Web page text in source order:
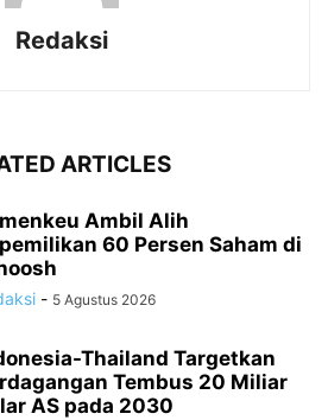
Redaksi
ARTICLES
Ambil Alih
60 Persen Saham di
- 5 Agustus 2026
Thailand Targetkan
Tembus 20 Miliar
AS pada 2030